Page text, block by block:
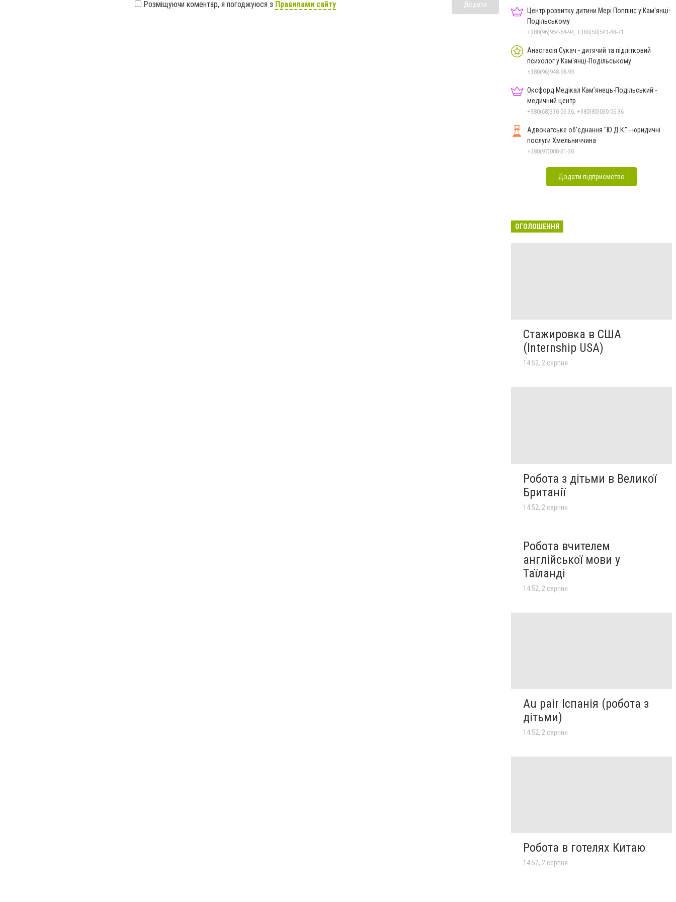
Розміщуючи коментар, я погоджуюся з Правилами сайту Додати
Центр розвитку дитини Мері Поппінс у Кам'янці-
Подільському
+380(96)954-64-94, +380(50)541-88-71
Анастасія Сукач - дитячий та підлітковий
психолог у Кам'янці-Подільському
+380(96)948-98-95
Оксфорд Медікал Кам’янець-Подільський -
медичний центр
+380(68)330-06-36, +380(80)030-06-36
Адвокатське об'єднання "Ю.Д.К." - юридичні
послуги Хмельниччина
+380(97)008-31-30
Додати підприємство
ОГОЛОШЕННЯ
Стажировка в США
(Internship USA)
14:52, 2 серпня
Робота з дітьми в Великої
Британії
14:52, 2 серпня
Робота вчителем
англійської мови у
Таїланді
14:52, 2 серпня
Au pair Іспанія (робота з
дітьми)
14:52, 2 серпня
Робота в готелях Китаю
14:52, 2 серпня